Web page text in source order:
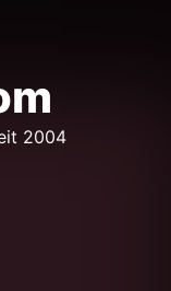
2004